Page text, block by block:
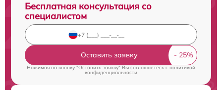
Бесплатная консультация со
специалистом
Оставить заявку
Нажимая на кнопку "Оставить заявку" Вы соглашаетесь cполитикой
конфиденциальности